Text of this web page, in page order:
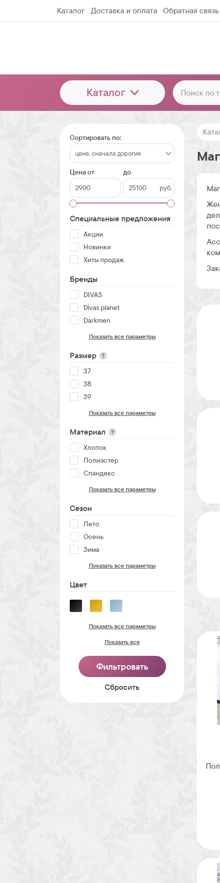
Каталог Доставка и оплата Обратная связь
Каталог
Сортировать по:
Цена от
до
руб.
Специальные предложения
Акции
Новинки
Хиты продаж
Бренды
DIVAS
Divas planet
Darkmen
Показать все параметры
Размер ?
37
38
39
Показать все параметры
Материал ?
Хлопок
Полиэстер
Спандекс
Показать все параметры
Сезон
Лето
Осень
Зима
Показать все параметры
Цвет
Показать все параметры
Показать все
Cбросить